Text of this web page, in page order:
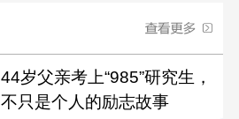
44岁父亲考上“985”研究生，
不只是个人的励志故事